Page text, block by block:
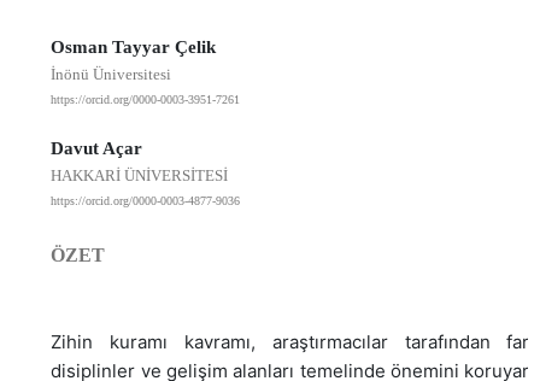
Osman Tayyar Çelik
İnönü Üniversitesi
https://orcid.org/0000-0003-3951-7261
Davut Açar
HAKKARİ ÜNİVERSİTESİ
https://orcid.org/0000-0003-4877-9036
ÖZET
Zihin kuramı kavramı, araştırmacılar tarafından
disiplinler ve gelişim alanları temelinde önemini